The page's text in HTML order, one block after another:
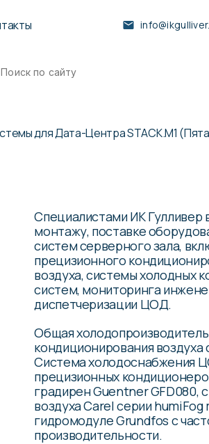
для Дата-Центра STACK.M1
Специалистами ИК
монтажу, поставке
систем серверного зала,
прецизионного
воздуха, системы холодных
систем, мониторинга
диспетчеризации ЦОД.
Общая
кондиционирования воздуха
Система холодоснабжения
прецизионных
градирен Guentner GFD080,
воздуха Carel серии
гидромодуле Grundfos с
производительности.